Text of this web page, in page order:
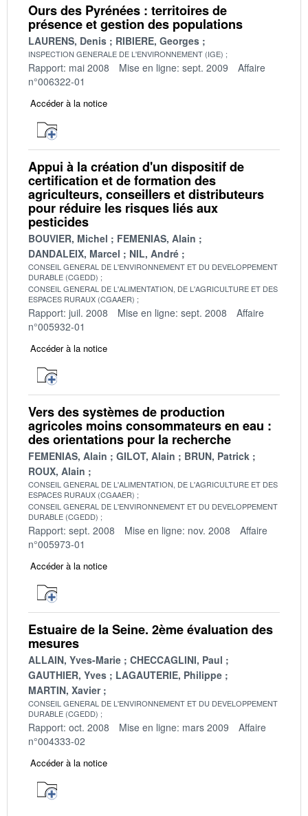
Ours des Pyrénées : territoires de
présence et gestion des populations
LAURENS, Denis RIBIERE, Georges
INSPECTION GENERALE DE L'ENVIRONNEMENT (IGE)
Rapport: mai 2008 Mise en ligne: sept. 2009
Affaire
n°006322-01
Accéder à la notice
Appui à la création d'un dispositif de
certification et de formation des
agriculteurs, conseillers et distributeurs
pour réduire les risques liés aux
pesticides
BOUVIER, Michel
FEMENIAS, Alain
DANDALEIX, Marcel
NIL, André
CONSEIL GENERAL DE L'ENVIRONNEMENT ET DU DEVELOPPEMENT
DURABLE (CGEDD)
CONSEIL GENERAL DE L'ALIMENTATION, DE L'AGRICULTURE ET DES
ESPACES RURAUX (CGAAER)
Rapport: juil. 2008 Mise en ligne: sept. 2008
Affaire
n°005932-01
Accéder à la notice
Vers des systèmes de production
agricoles moins consommateurs en eau :
des orientations pour la recherche
FEMENIAS, Alain GILOT, Alain
BRUN, Patrick
ROUX, Alain
CONSEIL GENERAL DE L'ALIMENTATION, DE L'AGRICULTURE ET DES
ESPACES RURAUX (CGAAER)
CONSEIL GENERAL DE L'ENVIRONNEMENT ET DU DEVELOPPEMENT
DURABLE (CGEDD)
Rapport: sept. 2008 Mise en ligne: nov. 2008
Affaire
n°005973-01
Accéder à la notice
Estuaire de la Seine. 2ème évaluation des
mesures
ALLAIN, Yves-Marie
CHECCAGLINI, Paul
GAUTHIER, Yves
LAGAUTERIE, Philippe
MARTIN, Xavier
CONSEIL GENERAL DE L'ENVIRONNEMENT ET DU DEVELOPPEMENT
DURABLE (CGEDD)
Rapport: oct. 2008 Mise en ligne: mars 2009
Affaire
n°004333-02
Accéder à la notice